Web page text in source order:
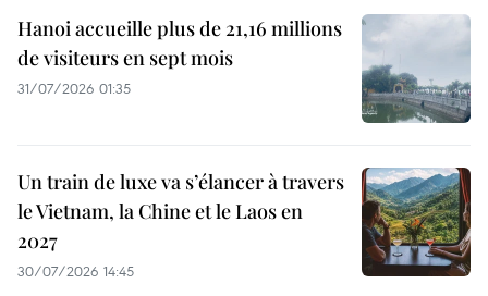
Hanoi accueille plus de 21,16 millions
de visiteurs en sept mois ​
31/07/2026 01:35
Un train de luxe va s’élancer à travers
le Vietnam, la Chine et le Laos en
2027
30/07/2026 14:45